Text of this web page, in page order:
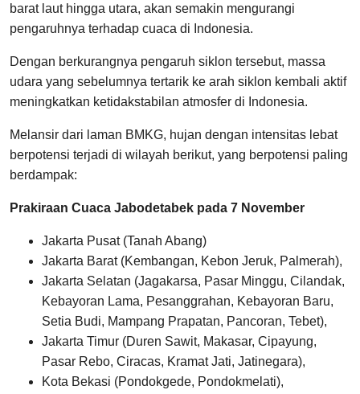
barat laut hingga utara, akan semakin mengurangi
pengaruhnya terhadap cuaca di Indonesia.
Dengan berkurangnya pengaruh siklon tersebut, massa
udara yang sebelumnya tertarik ke arah siklon kembali aktif
meningkatkan ketidakstabilan atmosfer di Indonesia.
Melansir dari laman BMKG, hujan dengan intensitas lebat
berpotensi terjadi di wilayah berikut, yang berpotensi paling
berdampak:
Prakiraan Cuaca Jabodetabek pada 7 November
Jakarta Pusat (Tanah Abang)
Jakarta Barat (Kembangan, Kebon Jeruk, Palmerah),
Jakarta Selatan (Jagakarsa, Pasar Minggu, Cilandak,
Kebayoran Lama, Pesanggrahan, Kebayoran Baru,
Setia Budi, Mampang Prapatan, Pancoran, Tebet),
Jakarta Timur (Duren Sawit, Makasar, Cipayung,
Pasar Rebo, Ciracas, Kramat Jati, Jatinegara),
Kota Bekasi (Pondokgede, Pondokmelati),